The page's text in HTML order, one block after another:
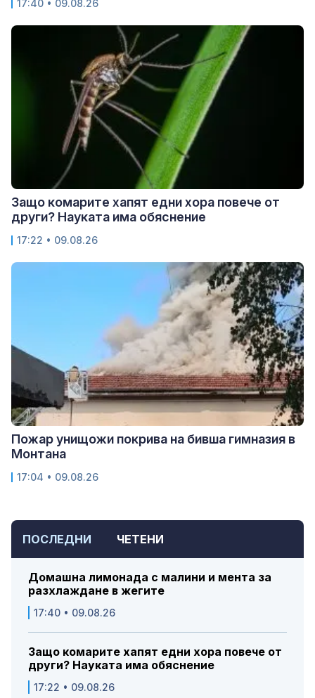
ПОСЛЕДНИ ЧЕТЕНИ
Домашна лимонада с малини и мента за
разхлаждане в жегите
17:40 • 09.08.26
Защо комарите хапят едни хора повече от
други? Науката има обяснение
17:22 • 09.08.26
17:40 • 09.08.26
Защо комарите хапят едни хора повече от
други? Науката има обяснение
17:22 • 09.08.26
Пожар унищожи покрива на бивша гимназия в
Монтана
17:04 • 09.08.26